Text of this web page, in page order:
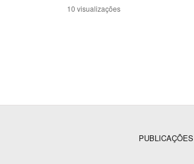
10 visualizações